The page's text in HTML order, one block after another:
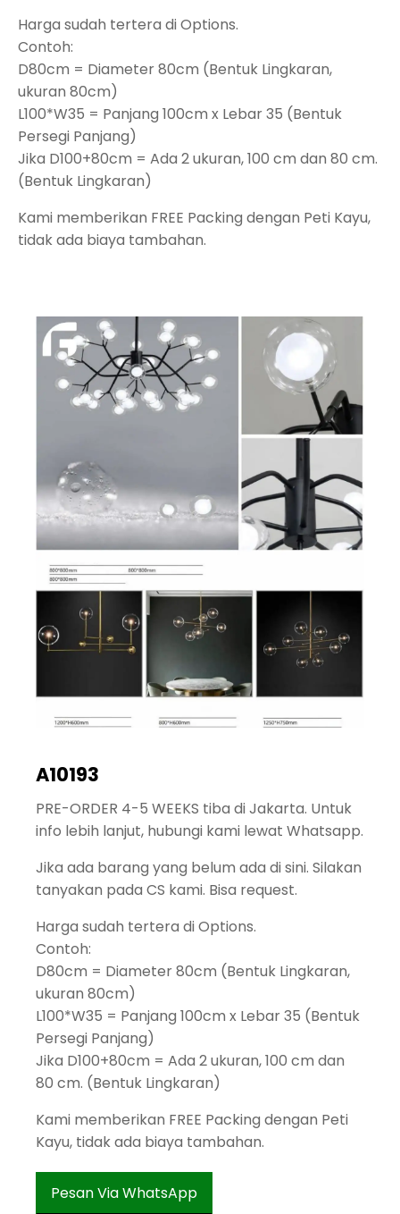
Harga sudah tertera di Options.
Contoh:
D80cm = Diameter 80cm (Bentuk Lingkaran,
ukuran 80cm)
L100*W35 = Panjang 100cm x Lebar 35 (Bentuk
Persegi Panjang)
Jika D100+80cm = Ada 2 ukuran, 100 cm dan 80 cm.
(Bentuk Lingkaran)
Kami memberikan FREE Packing dengan Peti Kayu,
tidak ada biaya tambahan.
A10193
PRE-ORDER 4-5 WEEKS tiba di Jakarta. Untuk
info lebih lanjut, hubungi kami lewat Whatsapp.
Jika ada barang yang belum ada di sini. Silakan
tanyakan pada CS kami. Bisa request.
Harga sudah tertera di Options.
Contoh:
D80cm = Diameter 80cm (Bentuk Lingkaran,
ukuran 80cm)
L100*W35 = Panjang 100cm x Lebar 35 (Bentuk
Persegi Panjang)
Jika D100+80cm = Ada 2 ukuran, 100 cm dan
80 cm. (Bentuk Lingkaran)
Kami memberikan FREE Packing dengan Peti
Kayu, tidak ada biaya tambahan.
Pesan Via WhatsApp